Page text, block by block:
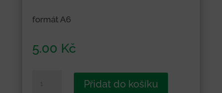
formát A6
5.00 Kč
Přidat do košíku